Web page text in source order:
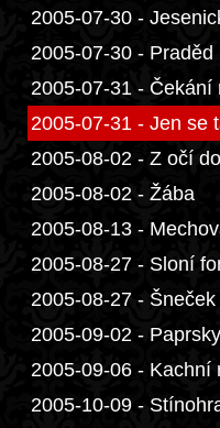
2005-07-30 -
2005-07-30 - Praděd
2005-07-31 - Čekání
2005-07-31 - Jen se
2005-08-02 - Z očí
2005-08-02 - Žába
2005-08-13 -
2005-08-27 - Sloní
2005-08-27 - Šneček
2005-09-02 - Paprsky
2005-09-06 - Kachní
2005-10-09 -